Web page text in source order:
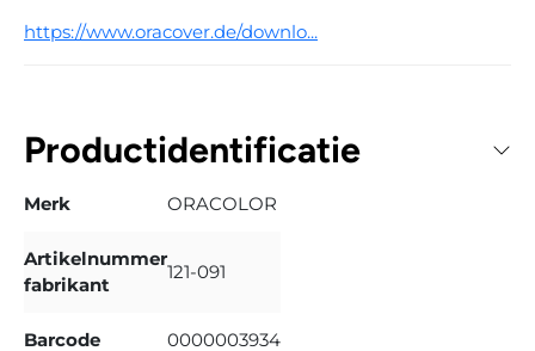
https://www.oracover.de/downlo...
Productidentificatie
Merk ORACOLOR
Artikelnummer
fabrikant
121-091
Barcode 0000003934